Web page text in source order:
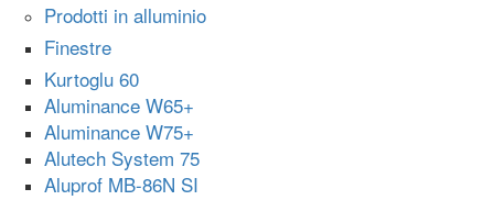
Prodotti in alluminio
Finestre
Kurtoglu 60
Aluminance W65+
Aluminance W75+
Alutech System 75
Aluprof MB-86N SI